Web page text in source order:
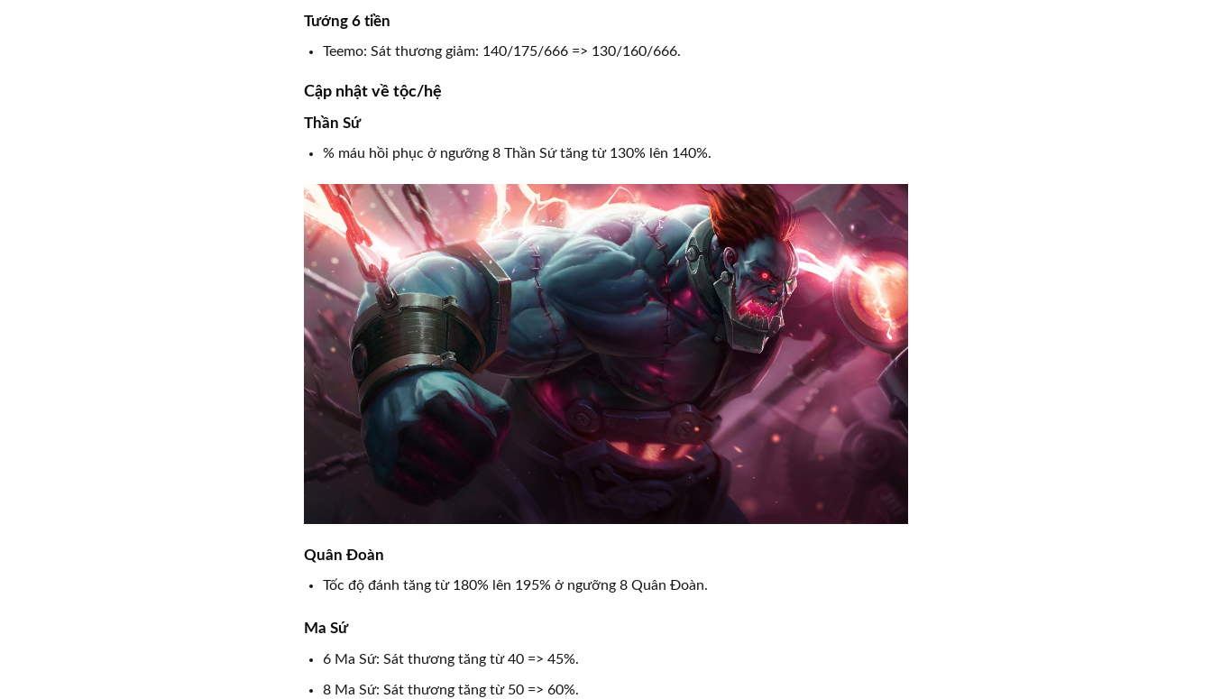
Tướng 6 tiền
Teemo: Sát thương giảm: 140/175/666 => 130/160/666.
Cập nhật về tộc/hệ
Thần Sứ
% máu hồi phục ở ngưỡng 8 Thần Sứ tăng từ 130% lên 140%.
Quân Đoàn
Tốc độ đánh tăng từ 180% lên 195% ở ngưỡng 8 Quân Đoàn.
Ma Sứ
6 Ma Sứ: Sát thương tăng từ 40 => 45%.
8 Ma Sứ: Sát thương tăng từ 50 => 60%.